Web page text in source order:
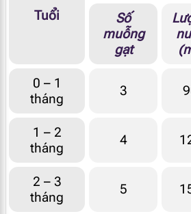
id="1974"]
mg
mg 377
[popup_anything
id="1971"]
Vitamin
[popup_anything
id="1866"]
mcg 60.8
Tuổi
Số
muỗng
gạt
0 – 1
tháng
3
1 – 2
tháng
4
2 – 3
tháng
5